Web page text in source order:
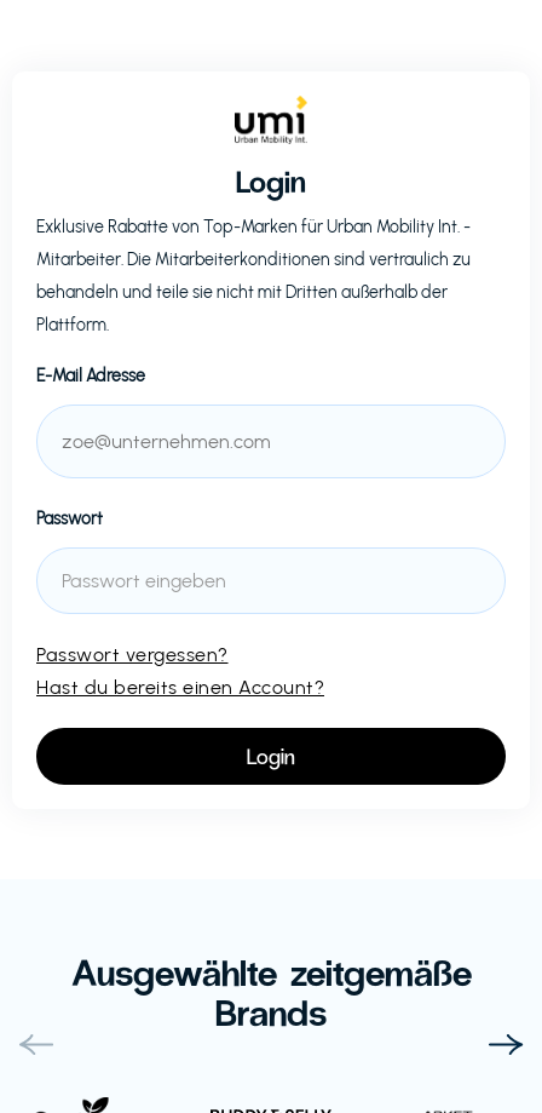
Login
Exklusive Rabatte von Top-Marken fürUrban Mobility Int.-
Mitarbeiter. Die Mitarbeiterkonditionen sind vertraulich zu
behandeln und teile sie nicht mit Dritten außerhalb der
Plattform.
E-Mail Adresse
Passwort
Passwort vergessen?
Hast du bereits einen Account?
Ausgewählte zeitgemäße
Brands